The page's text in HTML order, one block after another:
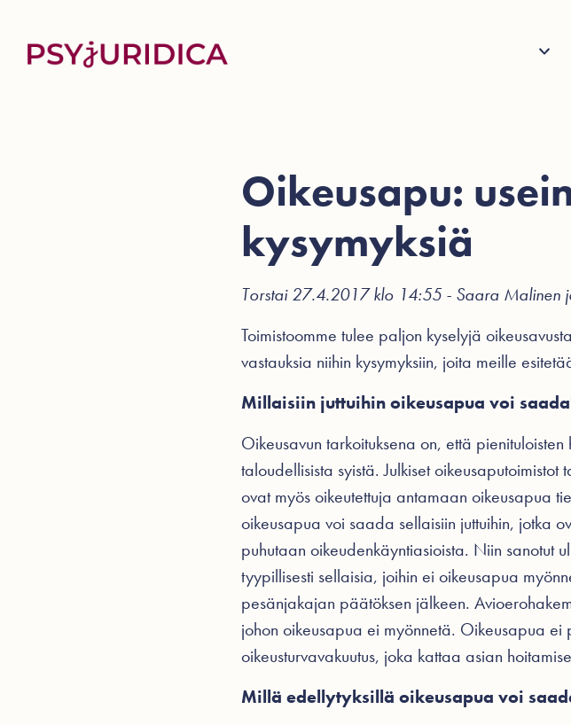
Palvelut
Oikeusapu:
kysymyksiä
Torstai 27.4.2017 klo 14:55 - Saara Malinen
Toimistoomme tulee paljon kyselyjä
vastauksia niihin kysymyksiin, joita meille
Millaisiin juttuihin oikeusapua voi
Oikeusavun tarkoituksena on, että
taloudellisista syistä. Julkiset
ovat myös oikeutettuja antamaan oikeusapua
oikeusapua voi saada sellaisiin juttuihin, jotka
puhutaan oikeudenkäyntiasioista. Niin sanotut
tyypillisesti sellaisia, joihin ei oikeusapua
pesänjakajan päätöksen jälkeen.
johon oikeusapua ei myönnetä. Oikeusapua
oikeusturvavakuutus, joka kattaa asian
Millä edellytyksillä oikeusapua voi